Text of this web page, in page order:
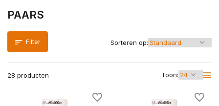
PAARS
Filter
28 producten Toon:
Sorteren op: